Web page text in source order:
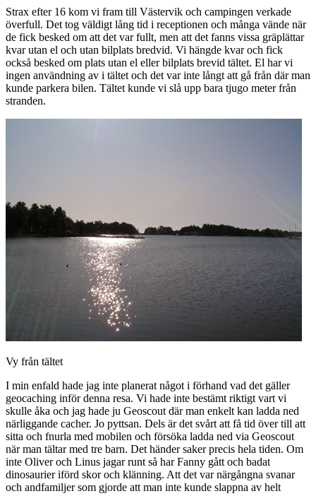
Strax efter 16 kom vi fram till Västervik och campingen verkade
överfull. Det tog väldigt lång tid i receptionen och många vände när
de fick besked om att det var fullt, men att det fanns vissa gräplättar
kvar utan el och utan bilplats bredvid. Vi hängde kvar och fick
också besked om plats utan el eller bilplats brevid tältet. El har vi
ingen användning av i tältet och det var inte långt att gå från där man
kunde parkera bilen. Tältet kunde vi slå upp bara tjugo meter från
stranden.
Vy från tältet
I min enfald hade jag inte planerat något i förhand vad det gäller
geocaching inför denna resa. Vi hade inte bestämt riktigt vart vi
skulle åka och jag hade ju Geoscout där man enkelt kan ladda ned
närliggande cacher. Jo pyttsan. Dels är det svårt att få tid över till att
sitta och fnurla med mobilen och försöka ladda ned via Geoscout
när man tältar med tre barn. Det händer saker precis hela tiden. Om
inte Oliver och Linus jagar runt så har Fanny gått och badat
dinosaurier iförd skor och klänning. Att det var närgångna svanar
och andfamiljer som gjorde att man inte kunde slappna av helt